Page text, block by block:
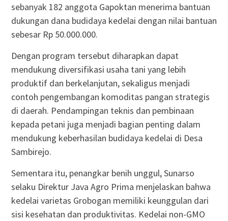
sebanyak 182 anggota Gapoktan menerima bantuan
dukungan dana budidaya kedelai dengan nilai bantuan
sebesar Rp 50.000.000.
Dengan program tersebut diharapkan dapat
mendukung diversifikasi usaha tani yang lebih
produktif dan berkelanjutan, sekaligus menjadi
contoh pengembangan komoditas pangan strategis
di daerah. Pendampingan teknis dan pembinaan
kepada petani juga menjadi bagian penting dalam
mendukung keberhasilan budidaya kedelai di Desa
Sambirejo.
Sementara itu, penangkar benih unggul, Sunarso
selaku Direktur Java Agro Prima menjelaskan bahwa
kedelai varietas Grobogan memiliki keunggulan dari
sisi kesehatan dan produktivitas. Kedelai non-GMO